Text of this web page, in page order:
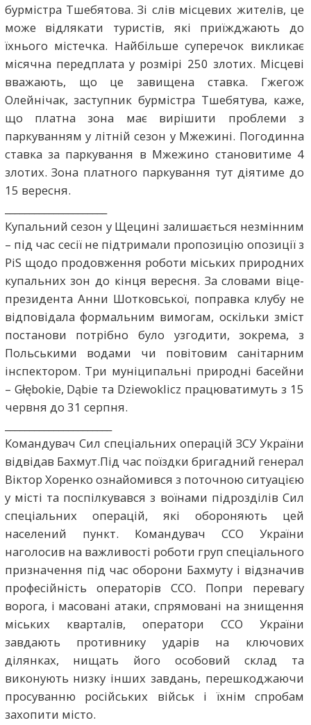
бурмістра Тшебятова. Зі слів місцевих жителів, це
може відлякати туристів, які приїжджають до
їхнього містечка. Найбільше суперечок викликає
місячна передплата у розмірі 250 злотих. Місцеві
вважають, що це завищена ставка. Гжегож
Олейнічак, заступник бурмістра Тшебятува, каже,
що платна зона має вирішити проблеми з
паркуванням у літній сезон у Мжежині. Погодинна
ставка за паркування в Мжежино становитиме 4
злотих. Зона платного паркування тут діятиме до
15 вересня.
Купальний сезон у Щецині залишається незмінним
– під час сесії не підтримали пропозицію опозиції з
PiS щодо продовження роботи міських природних
купальних зон до кінця вересня. За словами віце-
президента Анни Шотковської, поправка клубу не
відповідала формальним вимогам, оскільки зміст
постанови потрібно було узгодити, зокрема, з
Польськими водами чи повітовим санітарним
інспектором. Три муніципальні природні басейни
– Głębokie, Dąbie та Dziewoklicz працюватимуть з 15
червня до 31 серпня.
Командувач Сил спеціальних операцій ЗСУ України
відвідав Бахмут.Під час поїздки бригадний генерал
Віктор Хоренко ознайомився з поточною ситуацією
у місті та поспілкувався з воїнами підрозділів Сил
спеціальних операцій, які обороняють цей
населений пункт. Командувач ССО України
наголосив на важливості роботи груп спеціального
призначення під час оборони Бахмуту і відзначив
професійність операторів ССО. Попри перевагу
ворога, і масовані атаки, спрямовані на знищення
міських кварталів, оператори ССО України
завдають противнику ударів на ключових
ділянках, нищать його особовий склад та
виконують низку інших завдань, перешкоджаючи
просуванню російських військ і їхнім спробам
захопити місто.